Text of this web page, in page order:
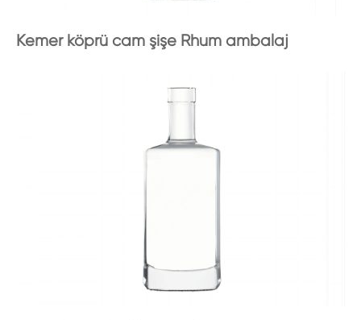
Kemer köprü cam şişe Rhum ambalaj